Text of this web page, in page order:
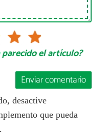
parecido el artículo?
Enviar comentario
desactive
que pueda